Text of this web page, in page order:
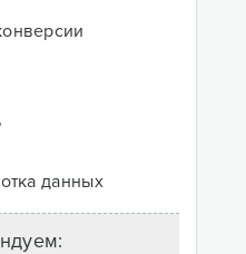
данных